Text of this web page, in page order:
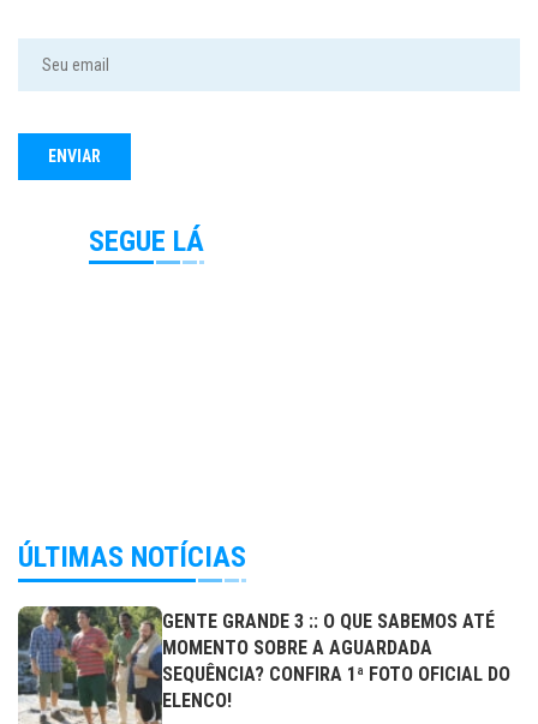
SEGUE LÁ
ÚLTIMAS NOTÍCIAS
GENTE GRANDE 3 :: O QUE SABEMOS ATÉ
MOMENTO SOBRE A AGUARDADA
SEQUÊNCIA? CONFIRA 1ª FOTO OFICIAL DO
ELENCO!